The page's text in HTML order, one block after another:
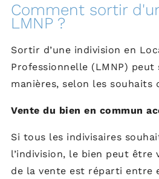
Comment sortir
LMNP ?
Sortir d’une indivision en
Professionnelle (LMNP)
manières, selon les souhaits
Vente du bien en commun
Si tous les indivisaires
l’indivision, le bien peut
de la vente est réparti entre